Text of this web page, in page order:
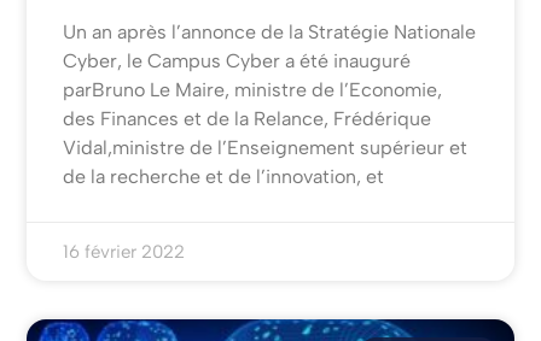
Un an après l’annonce de la Stratégie Nationale
Cyber, le Campus Cyber a été inauguré
parBruno Le Maire, ministre de l’Economie,
des Finances et de la Relance, Frédérique
Vidal,ministre de l’Enseignement supérieur et
de la recherche et de l’innovation, et
16 février 2022